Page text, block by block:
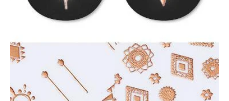
Stickers & Tattoos para uñas
Herramientas